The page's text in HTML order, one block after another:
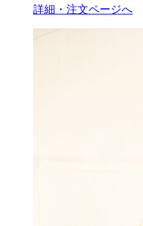
詳細・注文ページへ